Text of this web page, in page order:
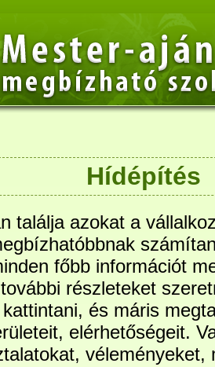
Hídépítés
találja azokat a
főbb információt
részleteket
és máris
elérhetőségeit.
véleményeket,